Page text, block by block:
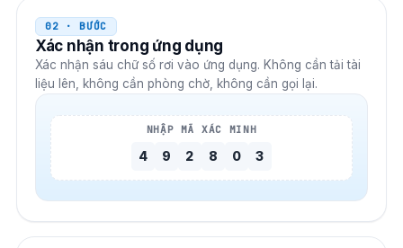
02 · BƯỚC
Xác nhận trong ứng dụng
Xác nhận sáu chữ số rơi vào ứng dụng. Không cần tải tài
liệu lên, không cần phòng chờ, không cần gọi lại.
NHẬP MÃ XÁC MINH
4 9 2 8 0 3